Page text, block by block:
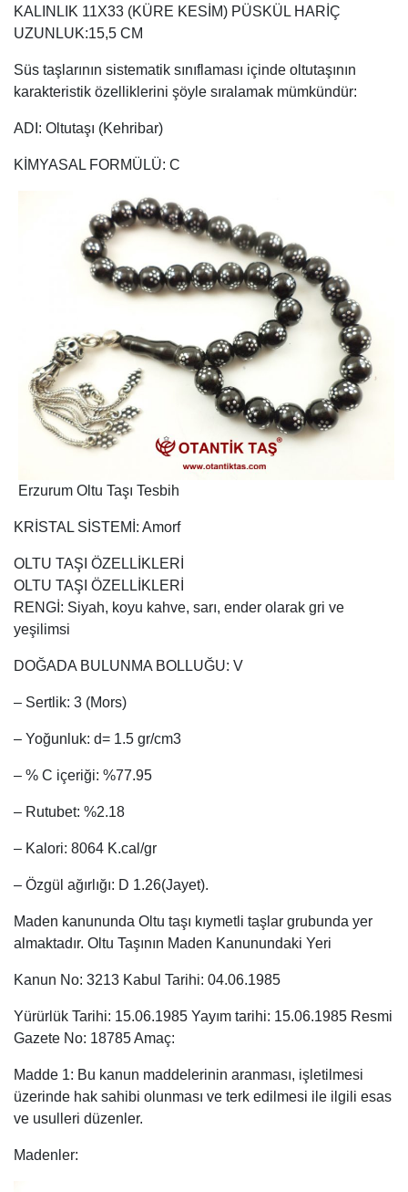
KALINLIK 11X33 (KÜRE KESİM) PÜSKÜL HARİÇ
UZUNLUK:15,5 CM
Süs taşlarının sistematik sınıflaması içinde oltutaşının
karakteristik özelliklerini şöyle sıralamak mümkündür:
ADI: Oltutaşı (Kehribar)
KİMYASAL FORMÜLÜ: C
Erzurum Oltu Taşı Tesbih
KRİSTAL SİSTEMİ: Amorf
OLTU TAŞI ÖZELLİKLERİ
OLTU TAŞI ÖZELLİKLERİ
RENGİ: Siyah, koyu kahve, sarı, ender olarak gri ve
yeşilimsi
DOĞADA BULUNMA BOLLUĞU: V
– Sertlik: 3 (Mors)
– Yoğunluk: d= 1.5 gr/cm3
– % C içeriği: %77.95
– Rutubet: %2.18
– Kalori: 8064 K.cal/gr
– Özgül ağırlığı: D 1.26(Jayet).
Maden kanununda Oltu taşı kıymetli taşlar grubunda yer
almaktadır. Oltu Taşının Maden Kanunundaki Yeri
Kanun No: 3213 Kabul Tarihi: 04.06.1985
Yürürlük Tarihi: 15.06.1985 Yayım tarihi: 15.06.1985 Resmi
Gazete No: 18785 Amaç:
Madde 1: Bu kanun maddelerinin aranması, işletilmesi
üzerinde hak sahibi olunması ve terk edilmesi ile ilgili esas
ve usulleri düzenler.
Madenler: